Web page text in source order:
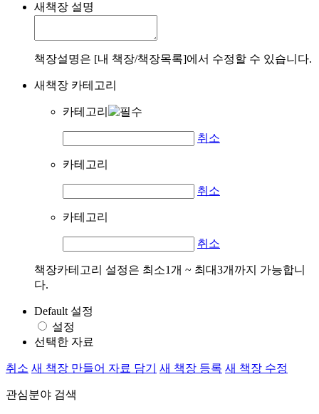
새책장 설명
책장설명은 [내 책장/책장목록]에서 수정할 수 있습니다.
새책장 카테고리
카테고리
취소
카테고리
취소
카테고리
취소
책장카테고리 설정은 최소1개 ~ 최대3개까지 가능합니
다.
Default 설정
설정
선택한 자료
취소 새 책장 만들어 자료 담기 새 책장 등록 새 책장 수정
관심분야 검색